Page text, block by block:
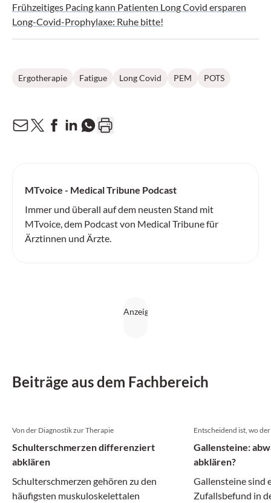
Frühzeitiges Pacing kann Patienten Long Covid ersparen
Long-Covid-Prophylaxe: Ruhe bitte!
Ergotherapie Fatigue Long Covid PEM POTS
MTvoice - Medical Tribune Podcast
Immer und überall auf dem neusten Stand mit
MTvoice, dem Podcast von Medical Tribune für
Ärztinnen und Ärzte.
Beiträge aus dem Fachbereich
Von der Diagnostik zur Therapie
Schulterschmerzen differenziert
abklären
Schulterschmerzen gehören zu den
häufigsten muskuloskelettalen
Entscheidend ist, wo
Gallensteine:
abklären?
Gallensteine sind
Zufallsbefund in